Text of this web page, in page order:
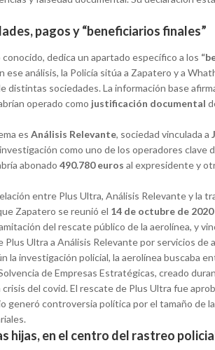
pagos y “beneficiarios finales”
dedica un apartado específico a los
análisis, la Policía sitúa a Zapatero y a
sociedades. La información base
operado como justificación documental
es Análisis Relevante, sociedad vinculada a
como uno de los operadores clave
abonado 490.780 euros al expresidente y
entre Plus Ultra, Análisis Relevante y la
Zapatero se reunió el 14 de octubre de 2020
del rescate público de la aerolínea, y
Plus Ultra a Análisis Relevante por servicios de
la investigación policial, la aerolínea buscaba
de Empresas Estratégicas, creado
del covid. El rescate de Plus Ultra fue
generó controversia política por el tamaño de
hijas, en el centro del rastreo